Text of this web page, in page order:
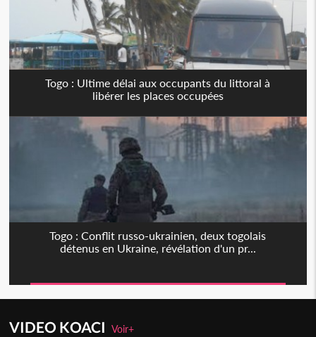
Togo : Ultime délai aux occupants du littoral à
libérer les places occupées
Togo : Conflit russo-ukrainien, deux togolais
détenus en Ukraine, révélation d'un pr...
VIDEO KOACIVoir+